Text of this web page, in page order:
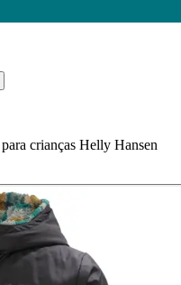
crianças Helly Hansen